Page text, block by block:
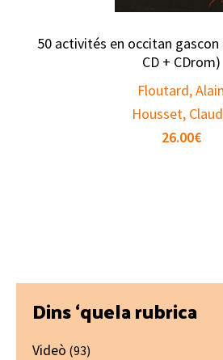
50 activités en occitan gascon
CD + CDrom)
Floutard, Alain
Housset,
26.00€
Primary
Sidebar
Dins ‘quela rubrica
Videò (93)